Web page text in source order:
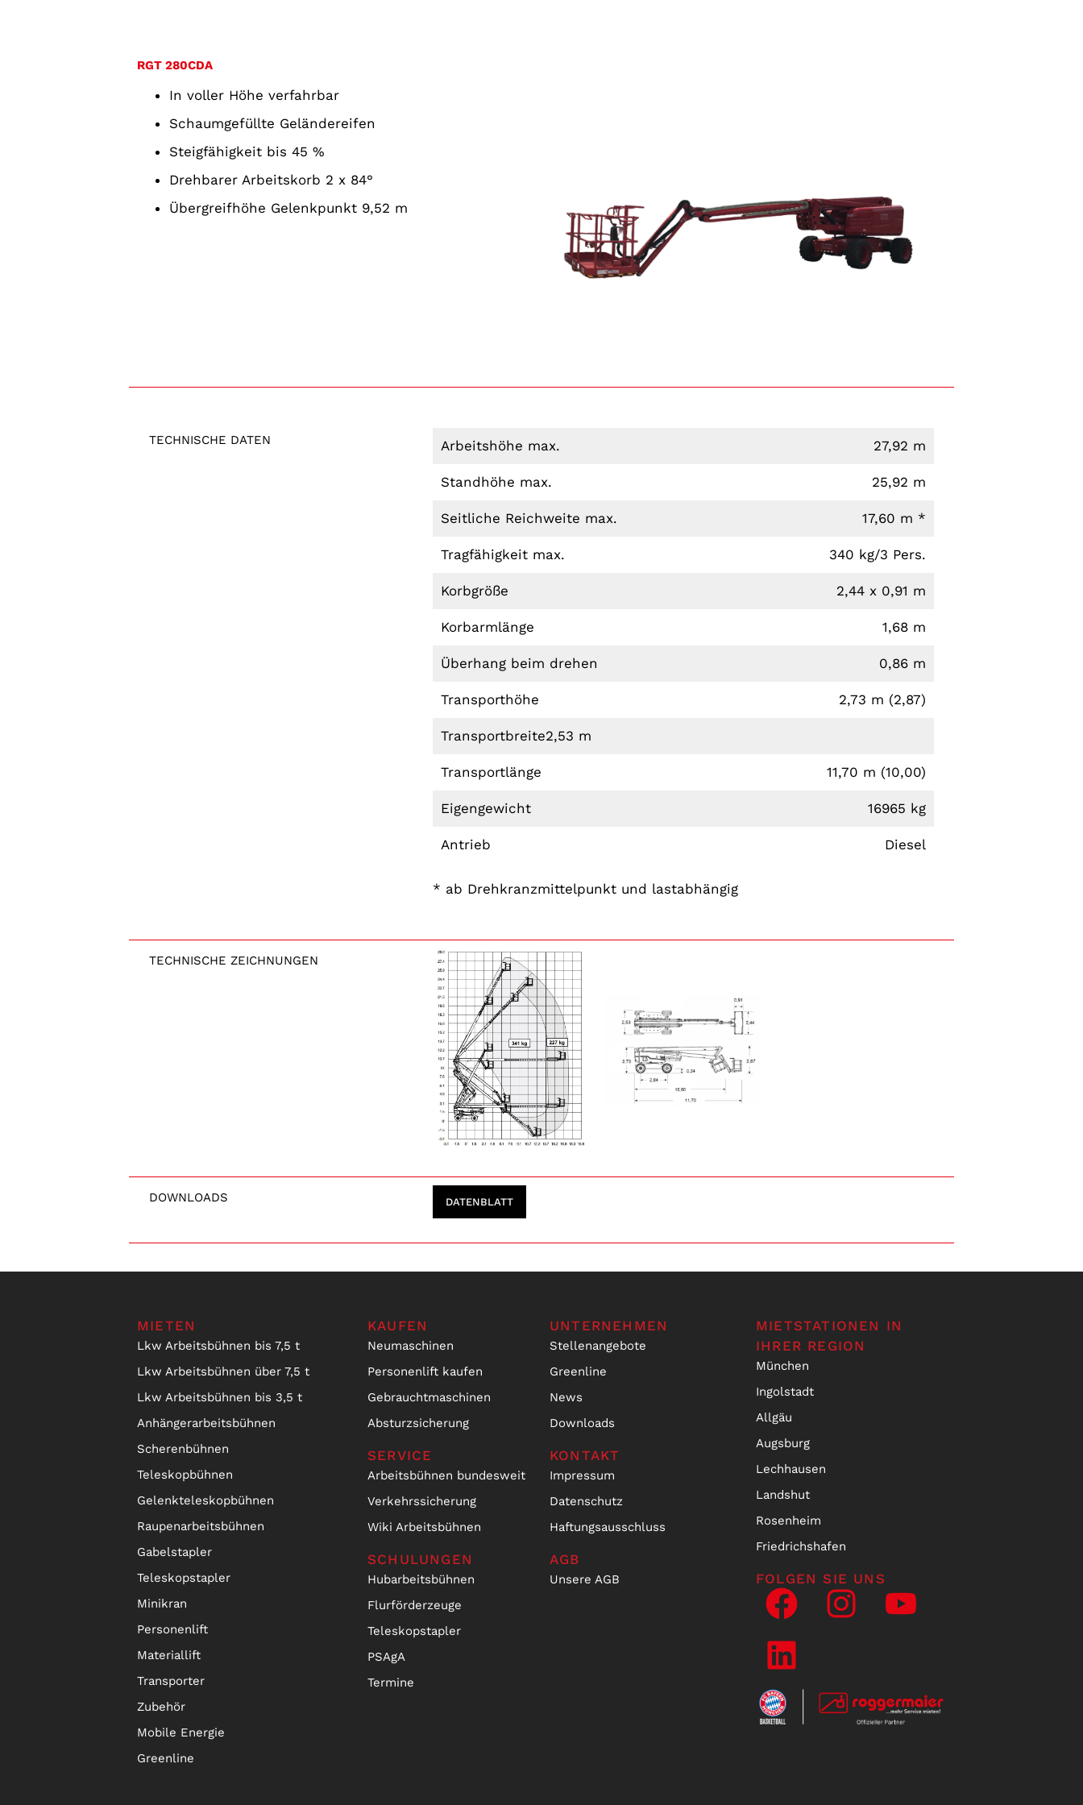
RGT 280CDA
In voller Höhe verfahrbar
Schaumgefüllte Geländereifen
Steigfähigkeit bis 45 %
Drehbarer Arbeitskorb 2 x 84°
Übergreifhöhe Gelenkpunkt 9,52 m
TECHNISCHE DATEN Arbeitshöhe max. 27,92 m
Standhöhe max. 25,92 m
Seitliche Reichweite max. 17,60 m *
Tragfähigkeit max. 340 kg/3 Pers.
Korbgröße 2,44 x 0,91 m
Korbarmlänge 1,68 m
Überhang beim drehen 0,86 m
Transporthöhe 2,73 m (2,87)
Transportbreite2,53 m
Transportlänge 11,70 m (10,00)
Eigengewicht 16965 kg
Antrieb Diesel
* ab Drehkranzmittelpunkt und lastabhängig
TECHNISCHE ZEICHNUNGEN
DOWNLOADS DATENBLATT
MIETEN
Lkw Arbeitsbühnen bis 7,5 t
Lkw Arbeitsbühnen über 7,5 t
Lkw Arbeitsbühnen bis 3,5 t
Anhängerarbeitsbühnen
Scherenbühnen
Teleskopbühnen
Gelenkteleskopbühnen
Raupenarbeitsbühnen
Gabelstapler
Teleskopstapler
Minikran
Personenlift
Materiallift
Transporter
Zubehör
Mobile Energie
Greenline
KAUFEN
Neumaschinen
Personenlift kaufen
Gebrauchtmaschinen
Absturzsicherung
SERVICE
Arbeitsbühnen bundesweit
Verkehrssicherung
Wiki Arbeitsbühnen
SCHULUNGEN
Hubarbeitsbühnen
Flurförderzeuge
Teleskopstapler
PSAgA
Termine
UNTERNEHMEN
Stellenangebote
Greenline
News
Downloads
KONTAKT
Impressum
Datenschutz
Haftungsausschluss
AGB
Unsere AGB
MIETSTATIONEN IN
IHRER REGION
München
Ingolstadt
Allgäu
Augsburg
Lechhausen
Landshut
Rosenheim
Friedrichshafen
FOLGEN SIE UNS